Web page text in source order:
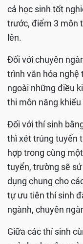
cả học sinh tốt
trước, điểm 3 môn
lên.
Đối với chuyên
trình văn hóa nghệ
ngoài những điều
thi môn năng
Đối với thí sinh
thì xét trúng tuyển
hợp trong cùng
tuyển, trường sẽ
dụng chung cho
tự ưu tiên thí sinh
ngành, chuyên
Giữa các thí sinh